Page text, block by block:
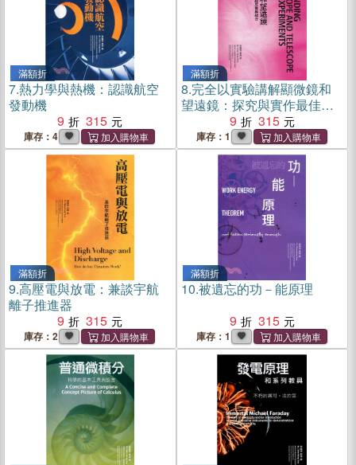
滿額折
7.熱力學與熱機：認識航空
發動機
9
315
庫存：4
滿額折
8.完全以實驗講解顯微鏡和
望遠鏡：探究與實作最佳範
例 透鏡成像與組合
9 315
庫存：1
滿額折
9.高壓電與放電：兼談宇航
離子推進器
9
315
庫存：2
滿額折
10.被遺忘的功－能原理
9
315
庫存：1